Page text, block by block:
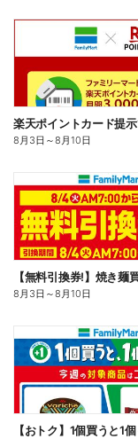
8月3日 ～8月10日
8月3日 ～8月10日